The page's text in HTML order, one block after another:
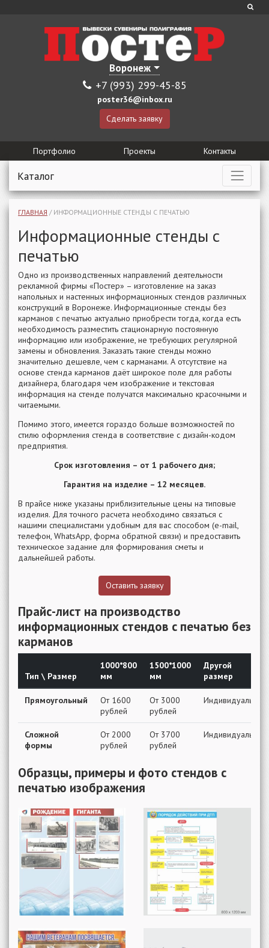
Воронеж
+7 (993) 299-45-85
poster36@inbox.ru
Сделать заявку
Портфолио Проекты Контакты
Каталог
ГЛАВНАЯ / ИНФОРМАЦИОННЫЕ СТЕНДЫ С ПЕЧАТЬЮ
Информационные стенды с
печатью
Одно из производственных направлений деятельности
рекламной фирмы «Постер» – изготовление на заказ
напольных и настенных информационных стендов различных
конструкций в Воронеже. Информационные стенды без
карманов с печатью актуально приобрести тогда, когда есть
необходимость разместить стационарную постоянную
информацию или изображение, не требующих регулярной
замены и обновления. Заказать такие стенды можно
значительно дешевле, чем с карманами. А отсутствие на
основе стенда карманов даёт широкое поле для работы
дизайнера, благодаря чем изображение и текстовая
информация на стенде получатся максимально красочными и
читаемыми.
Помимо этого, имеется гораздо больше возможностей по
стилю оформления стенда в соответствие с дизайн-кодом
предприятия.
Срок изготовления – от 1 рабочего дня;
Гарантия на изделие – 12 месяцев.
В прайсе ниже указаны приблизительные цены на типовые
изделия. Для точного расчета необходимо связаться с
нашими специалистами удобным для вас способом (e-mail,
телефон, WhatsApp, форма обратной связи) и предоставить
техническое задание для формирования сметы и
дальнейшей работы.
Оставить заявку
Прайс-лист на производство
информационных стендов с печатью без
карманов
Тип \ Размер
1000*800
мм
1500*1000
мм
Другой
размер
Прямоугольный
От 1600
рублей
От 3000
рублей
Индивидуально
Сложной
формы
От 2000
рублей
От 3700
рублей
Индивидуально
Образцы, примеры и фото стендов с
печатью изображения